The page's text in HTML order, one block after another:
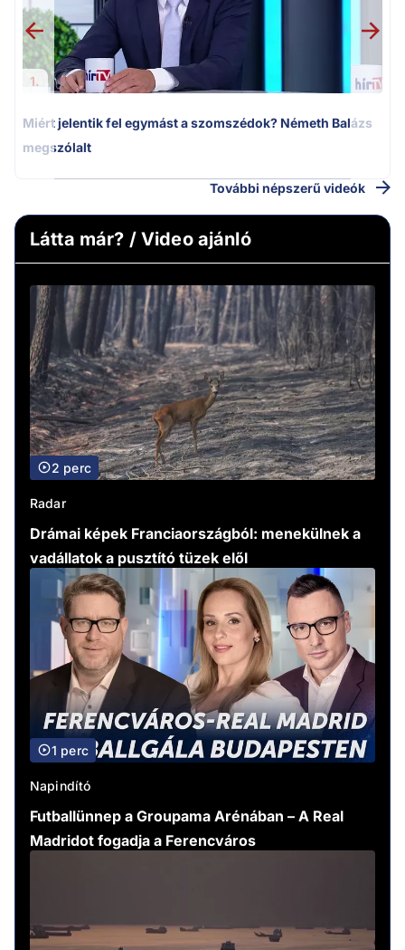
1.
Miért jelentik fel egymást a szomszédok? Németh Balázs
megszólalt
További népszerű videók
Látta már? / Video ajánló
2 perc
Radar
Drámai képek Franciaországból: menekülnek a
vadállatok a pusztító tüzek elől
1 perc
Napindító
Futballünnep a Groupama Arénában – A Real
Madridot fogadja a Ferencváros